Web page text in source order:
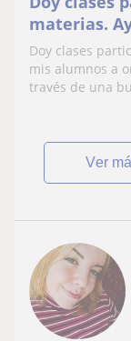
materias.
través de
Doy clases
mis alumnos a
través de una
ver